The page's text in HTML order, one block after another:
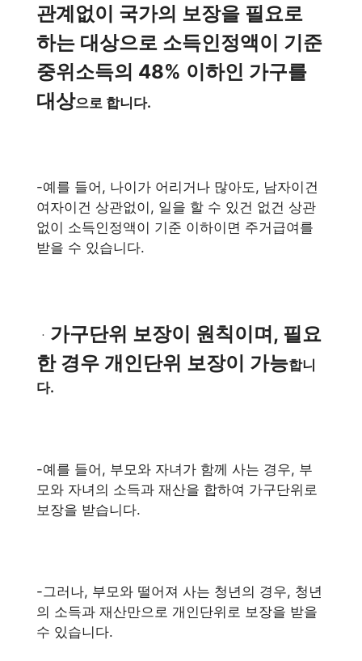
관계없이 국가의 보장을 필요로
하는 대상으로 소득인정액이 기준
중위소득의 48% 이하인 가구를
대상으로 합니다.
-예를 들어, 나이가 어리거나 많아도, 남자이건
여자이건 상관없이, 일을 할 수 있건 없건 상관
없이 소득인정액이 기준 이하이면 주거급여를
받을 수 있습니다.
ㆍ 가구단위 보장이 원칙이며, 필요
한 경우 개인단위 보장이 가능합니
다.
-예를 들어, 부모와 자녀가 함께 사는 경우, 부
모와 자녀의 소득과 재산을 합하여 가구단위로
보장을 받습니다.
-그러나, 부모와 떨어져 사는 청년의 경우, 청년
의 소득과 재산만으로 개인단위로 보장을 받을
수 있습니다.